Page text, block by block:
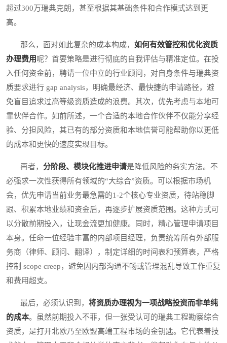
超过300万瑞典克朗，甚至根据其基础条件和合作模式达到更
高。
那么，面对如此复杂的成本构成， 如何有效管控和优化资质
办理费用呢？首要策略是进行彻底的自我评估与精准定位。在投
入任何资金前，聘请一位中立的行业顾问，对自身条件与瑞典资
质要求进行 gap analysis，明确最经济、最快捷的申请路径，避
免盲目追求过高等级资质造成的浪费。其次，优先考虑与本地可
靠伙伴合作。如前所述，一个合适的本地合作伙伴不仅能分享经
验、分担风险，其已有的部分资质和本地信誉可能帮助你以更低
的成本和更快的速度实现目标。
再者， 分阶段、模块化推进申请是降低风险的务实方法。不
必强求一次性获得所有领域的“大综合”资质。可以根据市场机
会，优先申请当前业务最急需的1-2个核心专业资质，待站稳脚
跟、积累本地业绩和资金后，再逐步扩展资质范围。这种方式可
以分散前期投入，让现金流更加健康。同时，精心管理申请项目
本身。任命一位经验丰富的内部项目经理，负责统筹所有外部服
务商（律师、顾问、翻译），制定详细的时间表和预算表，严格
控制 scope creep，避免因内部沟通不畅或管理混乱导致工作重复
和费用超支。
最后，必须认识到， 将资质办理视为一项战略投资而非单纯
的成本。虽然前期投入不菲，但一张受认可的瑞典工程勘察综合
资质，是打开北欧乃至欧盟高端工程市场的金钥匙。它代表着技